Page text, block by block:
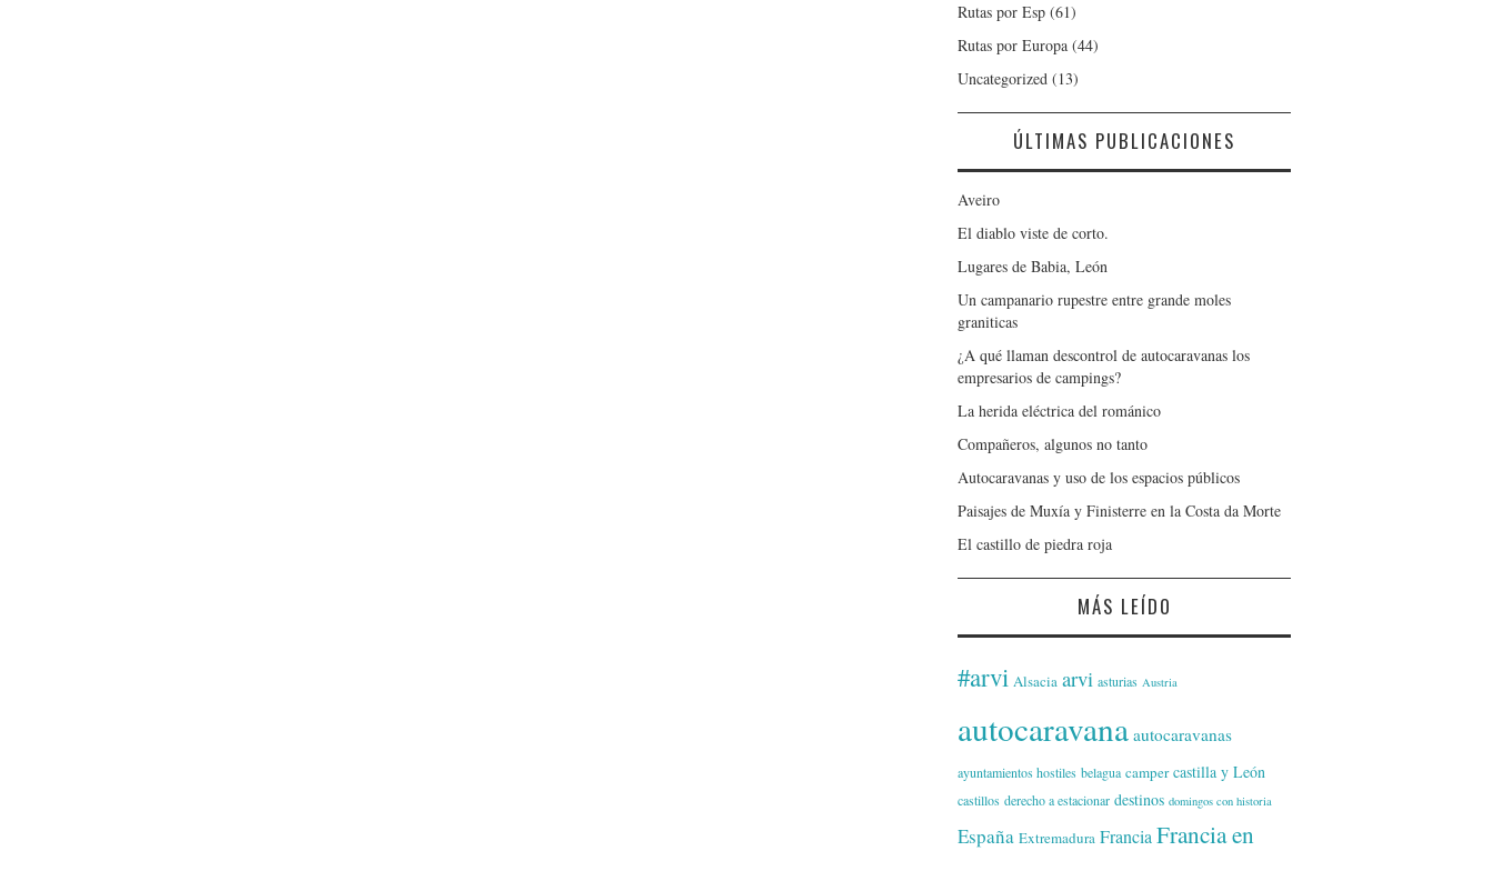
Rutas por Esp (61)
Rutas por Europa (44)
Uncategorized (13)
ÚLTIMAS PUBLICACIONES
Aveiro
El diablo viste de corto.
Lugares de Babia, León
Un campanario rupestre entre grande moles
graniticas
¿A qué llaman descontrol de autocaravanas los
empresarios de campings?
La herida eléctrica del románico
Compañeros, algunos no tanto
Autocaravanas y uso de los espacios públicos
Paisajes de Muxía y Finisterre en la Costa da Morte
El castillo de piedra roja
MÁS LEÍDO
#arvi Alsacia arvi asturias Austria
autocaravana autocaravanas
ayuntamientos hostiles belagua camper castilla y León
castillos derecho a estacionar destinos domingos con historia
España Extremadura Francia Francia en